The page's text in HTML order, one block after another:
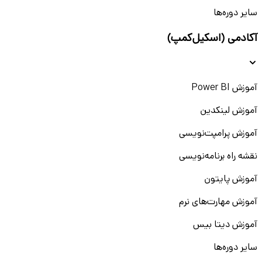
سایر دوره‌ها
آکادمی (اسکیل‌کمپ)
آموزش Power BI
آموزش لینکدین
آموزش پرامپت‌نویسی
نقشه راه برنامه‌نویسی
آموزش پایتون
آموزش مهارت‌های نرم
آموزش دیتا بیس
سایر دوره‌ها